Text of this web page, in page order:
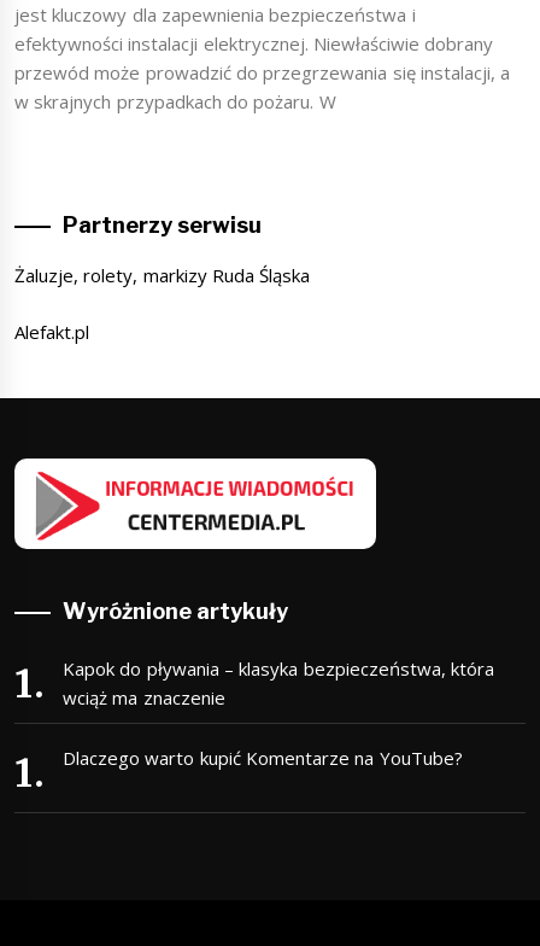
jest kluczowy dla zapewnienia bezpieczeństwa i
efektywności instalacji elektrycznej. Niewłaściwie dobrany
przewód może prowadzić do przegrzewania się instalacji, a
w skrajnych przypadkach do pożaru. W
Partnerzy serwisu
Żaluzje, rolety, markizy Ruda Śląska
Alefakt.pl
Wyróżnione artykuły
Kapok do pływania – klasyka bezpieczeństwa, która
wciąż ma znaczenie
Dlaczego warto kupić Komentarze na YouTube?